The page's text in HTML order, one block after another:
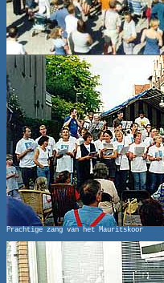
Prachtige zang van het Mauritskoor